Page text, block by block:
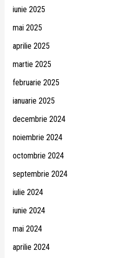
iunie 2025
mai 2025
aprilie 2025
martie 2025
februarie 2025
ianuarie 2025
decembrie 2024
noiembrie 2024
octombrie 2024
septembrie 2024
iulie 2024
iunie 2024
mai 2024
aprilie 2024